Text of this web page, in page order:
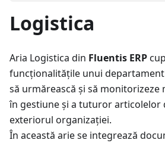
Logistica
Aria Logistica din Fluentis ERP
funcționalitățile unui
să urmărească și să
în gestiune și a tuturor articolelor
exteriorul organizației.
În această arie se integrează